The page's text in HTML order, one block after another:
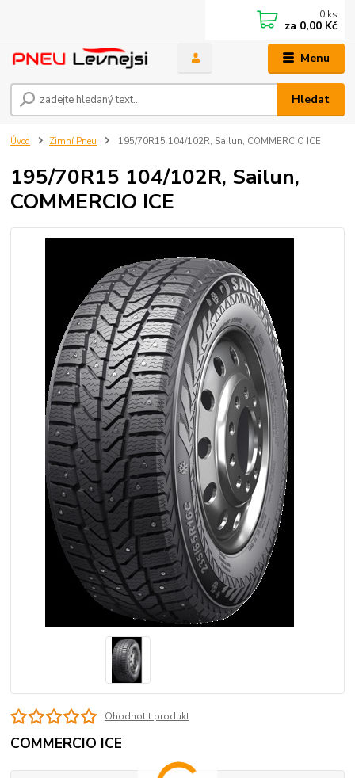
Menu
Hledat
0 ks
za 0,00 Kč
Úvod Zimní Pneu 195/70R15 104/102R, Sailun, COMMERCIO ICE
195/70R15 104/102R, Sailun,
COMMERCIO ICE
Ohodnotit produkt
COMMERCIO ICE